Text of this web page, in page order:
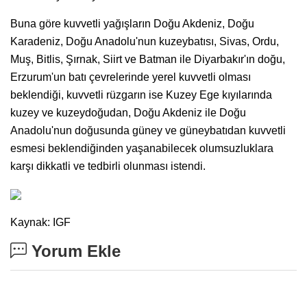
Buna göre kuvvetli yağışların Doğu Akdeniz, Doğu
Karadeniz, Doğu Anadolu'nun kuzeybatısı, Sivas, Ordu,
Muş, Bitlis, Şırnak, Siirt ve Batman ile Diyarbakır'ın doğu,
Erzurum'un batı çevrelerinde yerel kuvvetli olması
beklendiği, kuvvetli rüzgarın ise Kuzey Ege kıyılarında
kuzey ve kuzeydoğudan, Doğu Akdeniz ile Doğu
Anadolu'nun doğusunda güney ve güneybatıdan kuvvetli
esmesi beklendiğinden yaşanabilecek olumsuzluklara
karşı dikkatli ve tedbirli olunması istendi.
Kaynak: IGF
Yorum Ekle